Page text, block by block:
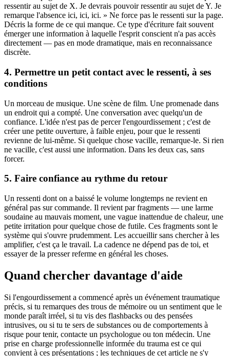
ressentir au sujet de X. Je devrais pouvoir ressentir au sujet de Y. Je
remarque l'absence ici, ici, ici. » Ne force pas le ressenti sur la page.
Décris la forme de ce qui manque. Ce type d'écriture fait souvent
émerger une information à laquelle l'esprit conscient n'a pas accès
directement — pas en mode dramatique, mais en reconnaissance
discrète.
4. Permettre un petit contact avec le ressenti, à ses
conditions
Un morceau de musique. Une scène de film. Une promenade dans
un endroit qui a compté. Une conversation avec quelqu'un de
confiance. L'idée n'est pas de percer l'engourdissement ; c'est de
créer une petite ouverture, à faible enjeu, pour que le ressenti
revienne de lui-même. Si quelque chose vacille, remarque-le. Si rien
ne vacille, c'est aussi une information. Dans les deux cas, sans
forcer.
5. Faire confiance au rythme du retour
Un ressenti dont on a baissé le volume longtemps ne revient en
général pas sur commande. Il revient par fragments — une larme
soudaine au mauvais moment, une vague inattendue de chaleur, une
petite irritation pour quelque chose de futile. Ces fragments sont le
système qui s'ouvre prudemment. Les accueillir sans chercher à les
amplifier, c'est ça le travail. La cadence ne dépend pas de toi, et
essayer de la presser referme en général les choses.
Quand chercher davantage d'aide
Si l'engourdissement a commencé après un événement traumatique
précis, si tu remarques des trous de mémoire ou un sentiment que le
monde paraît irréel, si tu vis des flashbacks ou des pensées
intrusives, ou si tu te sers de substances ou de comportements à
risque pour tenir, contacte un psychologue ou ton médecin. Une
prise en charge professionnelle informée du trauma est ce qui
convient à ces présentations ; les techniques de cet article ne s'y